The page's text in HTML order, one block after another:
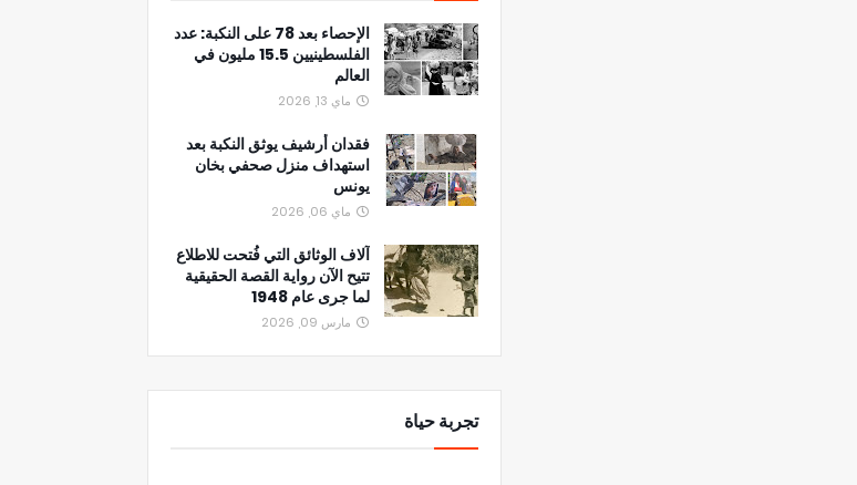
الإحصاء بعد 78 على النكبة: عدد
الفلسطينيين 15.5 مليون في
العالم
ماي 13, 2026
فقدان أرشيف يوثق النكبة بعد
استهداف منزل صحفي بخان
يونس
ماي 06, 2026
آلاف الوثائق التي فُتحت للاطلاع
تتيح الآن رواية القصة الحقيقية
لما جرى عام 1948
مارس 09, 2026
تجربة حياة